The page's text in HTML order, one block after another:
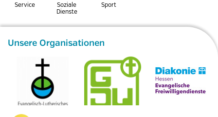
Service
Soziale
Dienste
Sport
Unsere Organisationen